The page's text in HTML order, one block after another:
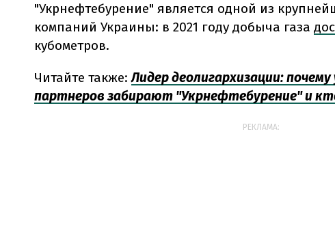
"Укрнефтебурение" является одной из
компаний Украины: в 2021 году добыча газа
кубометров.
Читайте также:Лидер деолигархизации:
партнеров забирают "Укрнефтебурение" и
РЕКЛАМА: